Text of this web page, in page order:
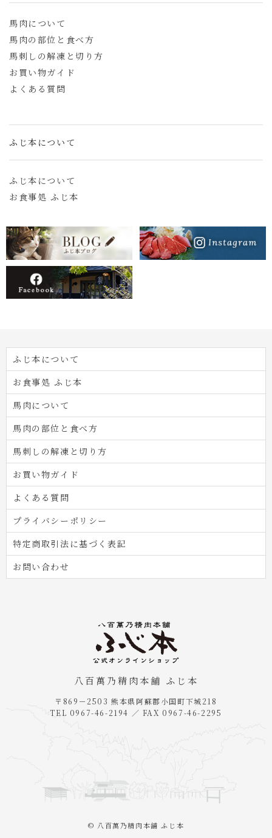
馬肉について
馬肉の部位と食べ方
馬刺しの解凍と切り方
お買い物ガイド
よくある質問
ふじ本について
ふじ本について
お食事処 ふじ本
ふじ本について
お食事処 ふじ本
馬肉について
馬肉の部位と食べ方
馬刺しの解凍と切り方
お買い物ガイド
よくある質問
プライバシーポリシー
特定商取引法に基づく表記
お問い合わせ
八百萬乃精肉本舗 ふじ本
〒869－2503 熊本県阿蘇郡小国町下城218
TEL 0967-46-2194 ／ FAX 0967-46-2295
© 八百萬乃精肉本舗 ふじ本